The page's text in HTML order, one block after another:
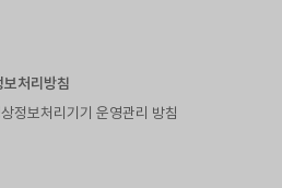
보처리방침
정보처리기기 운영관리 방침